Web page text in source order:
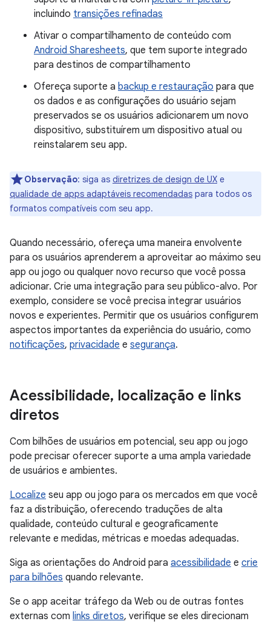
incluindo transições refinadas
Ativar o compartilhamento de conteúdo com
Android Sharesheets, que tem suporte integrado
para destinos de compartilhamento
Ofereça suporte a backup e restauração para que
os dados e as configurações do usuário sejam
preservados se os usuários adicionarem um novo
dispositivo, substituírem um dispositivo atual ou
reinstalarem seu app.
Observação: siga as diretrizes de design de UX e
qualidade de apps adaptáveis recomendadas para todos os
formatos compatíveis com seu app.
Quando necessário, ofereça uma maneira envolvente
para os usuários aprenderem a aproveitar ao máximo seu
app ou jogo ou qualquer novo recurso que você possa
adicionar. Crie uma integração para seu público-alvo. Por
exemplo, considere se você precisa integrar usuários
novos e experientes. Permitir que os usuários configurem
aspectos importantes da experiência do usuário, como
notificações, privacidade e segurança.
Acessibilidade, localização e links
diretos
Com bilhões de usuários em potencial, seu app ou jogo
pode precisar oferecer suporte a uma ampla variedade
de usuários e ambientes.
Localize seu app ou jogo para os mercados em que você
faz a distribuição, oferecendo traduções de alta
qualidade, conteúdo cultural e geograficamente
relevante e medidas, métricas e moedas adequadas.
Siga as orientações do Android para acessibilidade e crie
para bilhões quando relevante.
Se o app aceitar tráfego da Web ou de outras fontes
externas com links diretos, verifique se eles direcionam